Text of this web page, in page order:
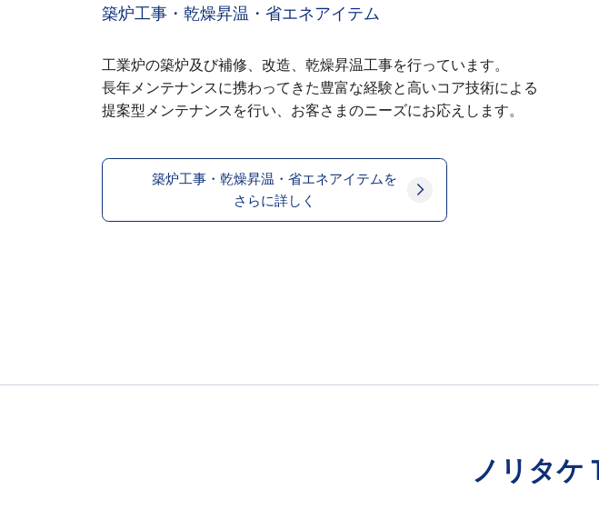
築炉工事・乾燥昇温・省エネアイテム
工業炉の築炉及び補修、改造、乾燥昇温工事を行っています。
長年メンテナンスに携わってきた豊富な経験と高いコア技術による
提案型メンテナンスを行い、お客さまのニーズにお応えします。
築炉工事・乾燥昇温・省エネアイテムを
さらに詳しく
ノリタケ